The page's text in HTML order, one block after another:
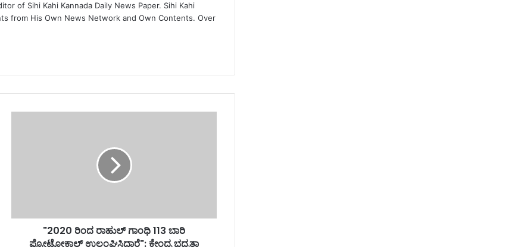
of Sihi Kahi Kannada Daily News Paper. Sihi Kahi
from His Own News Network and Own Contents. Over
"2020 ರಿಂದ ರಾಹುಲ್ ಗಾಂಧಿ 113 ಬಾರಿ
ಪ್ರೋಟೋಕಾಲ್ ಉಲ್ಲಂಘಿಸಿದ್ದಾರೆ": ಕೇಂದ್ರ ಭದ್ರತಾ